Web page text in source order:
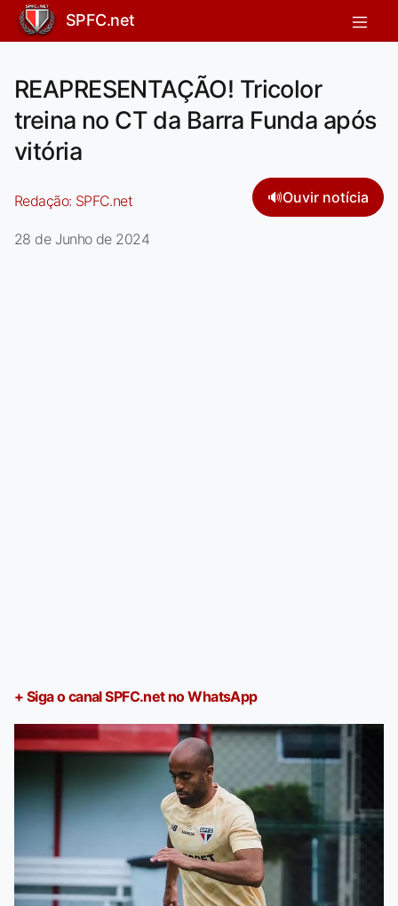
SPFC.net
REAPRESENTAÇÃO! Tricolor
treina no CT da Barra Funda após
vitória
Redação: SPFC.net 🔊Ouvir notícia
28 de Junho de 2024
+ Siga o canal SPFC.net no WhatsApp